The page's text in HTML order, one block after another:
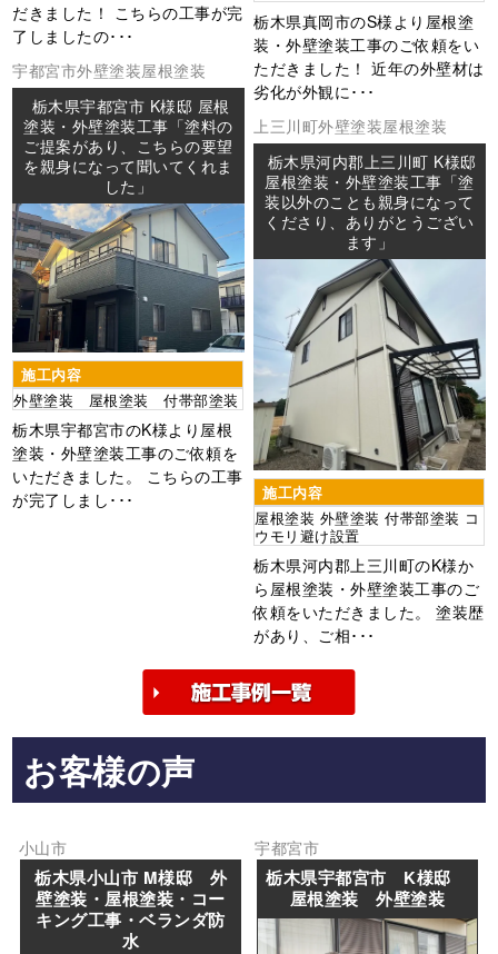
だきました！ こちらの工事が完
了しましたの･･･
栃木県真岡市のS様より屋根塗
装・外壁塗装工事のご依頼をい
ただきました！ 近年の外壁材は
劣化が外観に･･･
宇都宮市外壁塗装屋根塗装
栃木県宇都宮市 K様邸 屋根
塗装・外壁塗装工事「塗料の
ご提案があり、こちらの要望
を親身になって聞いてくれま
した」
施工内容
外壁塗装 屋根塗装 付帯部塗装
栃木県宇都宮市のK様より屋根
塗装・外壁塗装工事のご依頼を
いただきました。 こちらの工事
が完了しまし･･･
上三川町外壁塗装屋根塗装
栃木県河内郡上三川町 K様邸
屋根塗装・外壁塗装工事「塗
装以外のことも親身になって
くださり、ありがとうござい
ます」
施工内容
屋根塗装 外壁塗装 付帯部塗装 コ
ウモリ避け設置
栃木県河内郡上三川町のK様か
ら屋根塗装・外壁塗装工事のご
依頼をいただきました。 塗装歴
があり、ご相･･･
お客様の声
小山市
栃木県小山市 M様邸 外
壁塗装・屋根塗装・コー
キング工事・ベランダ防
水
宇都宮市
栃木県宇都宮市 K様邸
屋根塗装 外壁塗装